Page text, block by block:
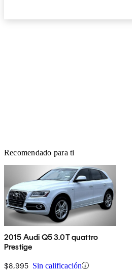
Recomendado para ti
2015 Audi Q5 3.0T quattro
Prestige
$8,995 Sin calificación